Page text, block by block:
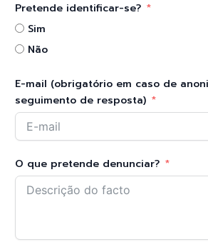
Pretende identificar-se?
Sim
Não
E-mail (obrigatório em caso de
seguimento de resposta)
O que pretende denunciar?